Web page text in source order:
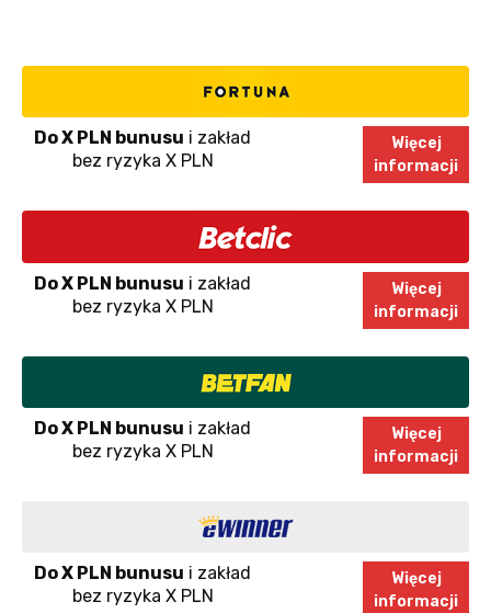
Do X PLN bunusu i zakład
bez ryzyka X PLN
Więcej
informacji
Do X PLN bunusu i zakład
bez ryzyka X PLN
Więcej
informacji
Do X PLN bunusu i zakład
bez ryzyka X PLN
Więcej
informacji
Do X PLN bunusu i zakład
bez ryzyka X PLN
Więcej
informacji